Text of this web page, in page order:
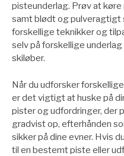
pisteunderlag. Prøv at
samt blødt og pulveragtigt
forskellige teknikker og
selv på forskellige
skiløber.
Når du udforsker
er det vigtigt at huske på
pister og udfordringer, der
gradvist op, efterhånden
sikker på dine evner. Hvis
til en bestemt piste eller